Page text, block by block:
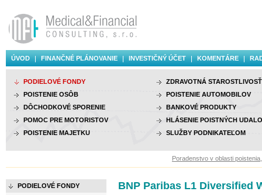
ÚVOD FINANČNÉ PLÁNOVANIE INVESTIČNÝ ÚČET KOMENTÁRE
PODIELOVÉ FONDY
POISTENIE OSÔB
DÔCHODKOVÉ SPORENIE
POMOC PRE MOTORISTOV
POISTENIE MAJETKU
ZDRAVOTNÁ STAROSTLIVOSŤ
POISTENIE AUTOMOBILOV
BANKOVÉ PRODUKTY
HLÁSENIE POISTNÝCH
SLUŽBY PODNIKATEĽOM
Poradenstvo v oblasti poistenia,
PODIELOVÉ FONDY
BNP Paribas L1 Diversified